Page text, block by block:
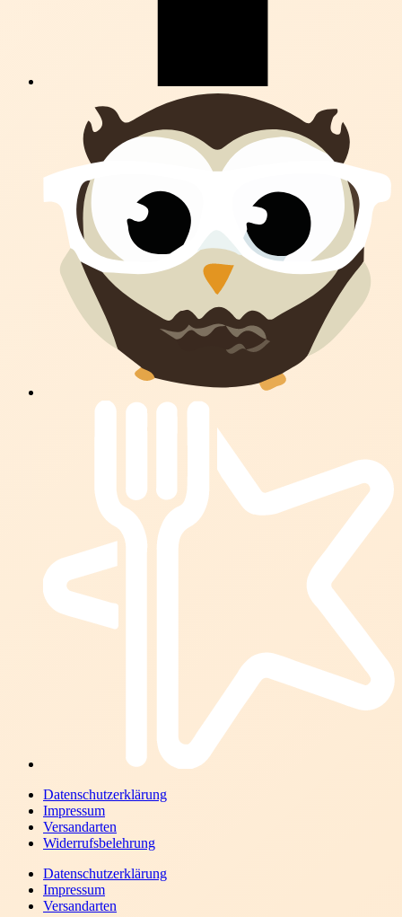
Datenschutzerklärung
Impressum
Versandarten
Widerrufsbelehrung
Datenschutzerklärung
Impressum
Versandarten